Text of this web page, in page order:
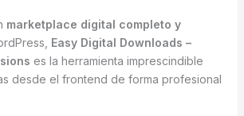
marketplace digital completo y
Easy Digital Downloads –
es la herramienta imprescindible
desde el frontend de forma profesional